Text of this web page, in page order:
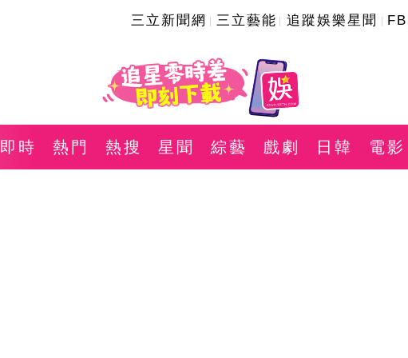
三立新聞網 三立藝能 追蹤娛樂星聞 FB
即時 熱門 熱搜 星聞 綜藝 戲劇 日韓 電影